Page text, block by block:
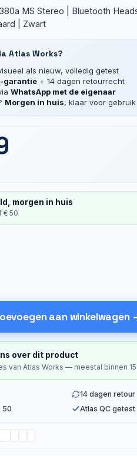
MS Stereo | Bluetooth
| Zwart
Atlas Works?
als nieuw, volledig getest
garantie+ 14 dagen retourrecht
WhatsApp met de eigenaar
Morgen in huis, klaar voor gebruik
morgen in huis
€ 50
aan winkelwagen
over dit product
van Atlas Works — meestal binnen
14 dagen retour
50
Atlas QC getest